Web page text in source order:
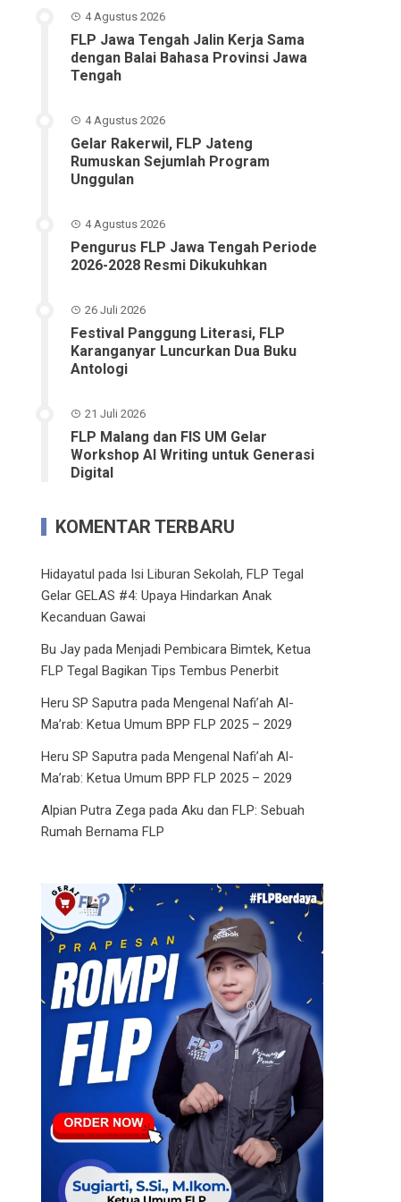
4 Agustus 2026
FLP Jawa Tengah Jalin Kerja Sama
dengan Balai Bahasa Provinsi Jawa
Tengah
4 Agustus 2026
Gelar Rakerwil, FLP Jateng
Rumuskan Sejumlah Program
Unggulan
4 Agustus 2026
Pengurus FLP Jawa Tengah Periode
2026-2028 Resmi Dikukuhkan
26 Juli 2026
Festival Panggung Literasi, FLP
Karanganyar Luncurkan Dua Buku
Antologi
21 Juli 2026
FLP Malang dan FIS UM Gelar
Workshop AI Writing untuk Generasi
Digital
KOMENTAR TERBARU
Hidayatul pada Isi Liburan Sekolah, FLP Tegal
Gelar GELAS #4: Upaya Hindarkan Anak
Kecanduan Gawai
Bu Jay padaMenjadi Pembicara Bimtek, Ketua
FLP Tegal Bagikan Tips Tembus Penerbit
Heru SP Saputra padaMengenal Nafi’ah Al-
Ma’rab: Ketua Umum BPP FLP 2025 – 2029
Heru SP Saputra padaMengenal Nafi’ah Al-
Ma’rab: Ketua Umum BPP FLP 2025 – 2029
Alpian Putra Zega padaAku dan FLP: Sebuah
Rumah Bernama FLP